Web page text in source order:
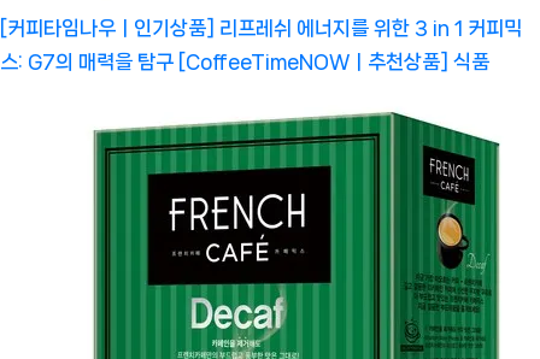
[커피타임나우ㅣ인기상품] 리프레쉬 에너지를 위한 3 in 1 커피믹
스: G7의 매력을 탐구 [CoffeeTimeNOWㅣ추천상품] 식품